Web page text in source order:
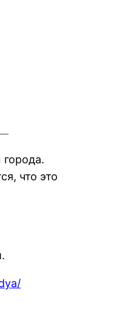
что это